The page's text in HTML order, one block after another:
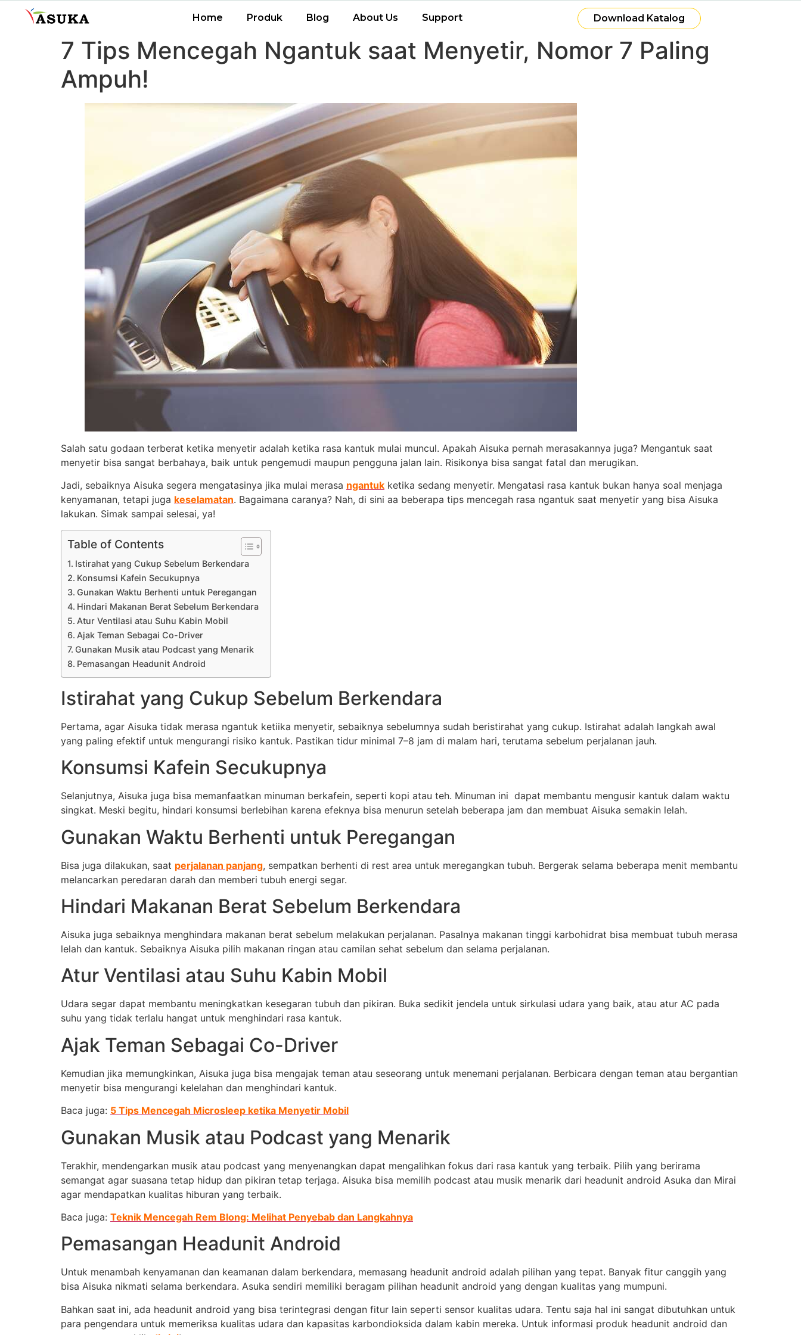
Home Produk Blog About Us Support Download Katalog
7 Tips Mencegah Ngantuk saat Menyetir, Nomor 7 Paling
Ampuh!
Salah satu godaan terberat ketika menyetir adalah ketika rasa kantuk mulai muncul. Apakah Aisuka pernah merasakannya juga? Mengantuk saat
menyetir bisa sangat berbahaya, baik untuk pengemudi maupun pengguna jalan lain. Risikonya bisa sangat fatal dan merugikan.
Jadi, sebaiknya Aisuka segera mengatasinya jika mulai merasa ngantuk ketika sedang menyetir. Mengatasi rasa kantuk bukan hanya soal menjaga
kenyamanan, tetapi juga keselamatan. Bagaimana caranya? Nah, di sini aa beberapa tips mencegah rasa ngantuk saat menyetir yang bisa Aisuka
lakukan. Simak sampai selesai, ya!
Table of Contents
Istirahat yang Cukup Sebelum Berkendara
Konsumsi Kafein Secukupnya
Gunakan Waktu Berhenti untuk Peregangan
Hindari Makanan Berat Sebelum Berkendara
Atur Ventilasi atau Suhu Kabin Mobil
Ajak Teman Sebagai Co-Driver
Gunakan Musik atau Podcast yang Menarik
Pemasangan Headunit Android
Istirahat yang Cukup Sebelum Berkendara
Pertama, agar Aisuka tidak merasa ngantuk ketiika menyetir, sebaiknya sebelumnya sudah beristirahat yang cukup. Istirahat adalah langkah awal
yang paling efektif untuk mengurangi risiko kantuk. Pastikan tidur minimal 7–8 jam di malam hari, terutama sebelum perjalanan jauh.
Konsumsi Kafein Secukupnya
Selanjutnya, Aisuka juga bisa memanfaatkan minuman berkafein, seperti kopi atau teh. Minuman ini dapat membantu mengusir kantuk dalam waktu
singkat. Meski begitu, hindari konsumsi berlebihan karena efeknya bisa menurun setelah beberapa jam dan membuat Aisuka semakin lelah.
Gunakan Waktu Berhenti untuk Peregangan
Bisa juga dilakukan, saat perjalanan panjang, sempatkan berhenti di rest area untuk meregangkan tubuh. Bergerak selama beberapa menit membantu
melancarkan peredaran darah dan memberi tubuh energi segar.
Hindari Makanan Berat Sebelum Berkendara
Aisuka juga sebaiknya menghindara makanan berat sebelum melakukan perjalanan. Pasalnya makanan tinggi karbohidrat bisa membuat tubuh merasa
lelah dan kantuk. Sebaiknya Aisuka pilih makanan ringan atau camilan sehat sebelum dan selama perjalanan.
Atur Ventilasi atau Suhu Kabin Mobil
Udara segar dapat membantu meningkatkan kesegaran tubuh dan pikiran. Buka sedikit jendela untuk sirkulasi udara yang baik, atau atur AC pada
suhu yang tidak terlalu hangat untuk menghindari rasa kantuk.
Ajak Teman Sebagai Co-Driver
Kemudian jika memungkinkan, Aisuka juga bisa mengajak teman atau seseorang untuk menemani perjalanan. Berbicara dengan teman atau bergantian
menyetir bisa mengurangi kelelahan dan menghindari kantuk.
Baca juga: 5 Tips Mencegah Microsleep ketika Menyetir Mobil
Gunakan Musik atau Podcast yang Menarik
Terakhir, mendengarkan musik atau podcast yang menyenangkan dapat mengalihkan fokus dari rasa kantuk yang terbaik. Pilih yang berirama
semangat agar suasana tetap hidup dan pikiran tetap terjaga. Aisuka bisa memilih podcast atau musik menarik dari headunit android Asuka dan Mirai
agar mendapatkan kualitas hiburan yang terbaik.
Baca juga: Teknik Mencegah Rem Blong: Melihat Penyebab dan Langkahnya
Pemasangan Headunit Android
Untuk menambah kenyamanan dan keamanan dalam berkendara, memasang headunit android adalah pilihan yang tepat. Banyak fitur canggih yang
bisa Aisuka nikmati selama berkendara. Asuka sendiri memiliki beragam pilihan headunit android yang dengan kualitas yang mumpuni.
Bahkan saat ini, ada headunit android yang bisa terintegrasi dengan fitur lain seperti sensor kualitas udara. Tentu saja hal ini sangat dibutuhkan untuk
para pengendara untuk memeriksa kualitas udara dan kapasitas karbondioksida dalam kabin mereka. Untuk informasi produk headunit android dan